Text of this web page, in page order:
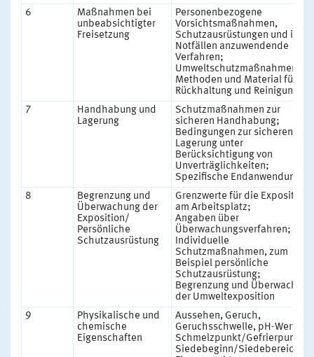
6
Maßnahmen bei
unbeabsichtigter
Freisetzung
Personenbezogene
Vorsichtsmaßnahmen,
Schutzausrüstungen und in
Notfällen anzuwendende
Verfahren;
Umweltschutzmaßnahmen;
Methoden und Material für
Rückhaltung und Reinigung
7
Handhabung und
Lagerung
Schutzmaßnahmen zur
sicheren Handhabung;
Bedingungen zur sicheren
Lagerung unter
Berücksichtigung von
Unverträglichkeiten;
Spezifische Endanwendungen
8
Begrenzung und
Überwachung der
Exposition/
Persönliche
Schutzausrüstung
Grenzwerte für die Exposition
am Arbeitsplatz;
Angaben über
Überwachungsverfahren;
Individuelle
Schutzmaßnahmen, zum
Beispiel persönliche
Schutzausrüstung;
Begrenzung und Überwachung
der Umweltexposition
9
Physikalische und
chemische
Eigenschaften
Aussehen, Geruch,
Geruchsschwelle, pH-Wert,
Schmelzpunkt/Gefrierpunkt,
Siedebeginn/Siedebereich,